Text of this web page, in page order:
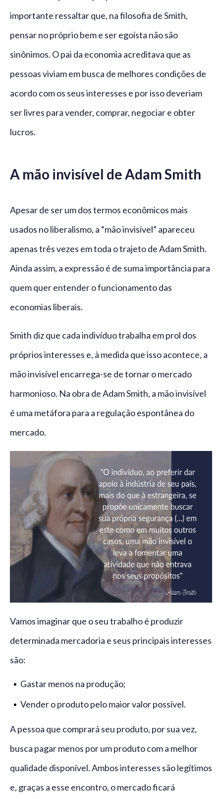
importante ressaltar que, na filosofia de Smith,
pensar no próprio bem e ser egoísta não são
sinônimos. O pai da economia acreditava que as
pessoas viviam em busca de melhores condições de
acordo com os seus interesses e por isso deveriam
ser livres para vender, comprar, negociar e obter
lucros.
A mão invisível de Adam Smith
Apesar de ser um dos termos econômicos mais
usados no liberalismo, a “mão invisível” apareceu
apenas três vezes em toda o trajeto de Adam Smith.
Ainda assim, a expressão é de suma importância para
quem quer entender o funcionamento das
economias liberais.
Smith diz que cada indivíduo trabalha em prol dos
próprios interesses e, à medida que isso acontece, a
mão invisível encarrega-se de tornar o mercado
harmonioso. Na obra de Adam Smith, a mão invisível
é uma metáfora para a regulação espontânea do
mercado.
Vamos imaginar que o seu trabalho é produzir
determinada mercadoria e seus principais interesses
são:
Gastar menos na produção;
Vender o produto pelo maior valor possível.
A pessoa que comprará seu produto, por sua vez,
busca pagar menos por um produto com a melhor
qualidade disponível. Ambos interesses são legítimos
e, graças a esse encontro, o mercado ficará